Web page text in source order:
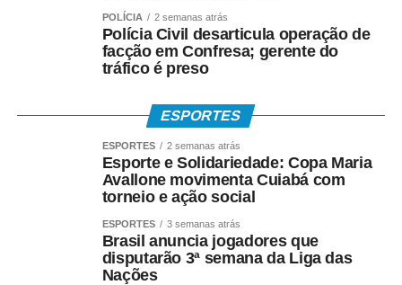
POLÍCIA 2 semanas atrás
Polícia Civil desarticula operação de
facção em Confresa; gerente do
tráfico é preso
ESPORTES
ESPORTES 2 semanas atrás
Esporte e Solidariedade: Copa Maria
Avallone movimenta Cuiabá com
torneio e ação social
ESPORTES 3 semanas atrás
Brasil anuncia jogadores que
disputarão 3ª semana da Liga das
Nações